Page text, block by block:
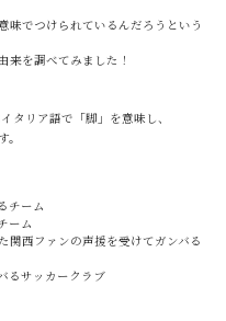
味でつけられているんだろうという
来を調べてみました！
タリア語で「脚」を意味し、
チーム
ーム
関西ファンの声援を受けてガンバる
るサッカークラブ